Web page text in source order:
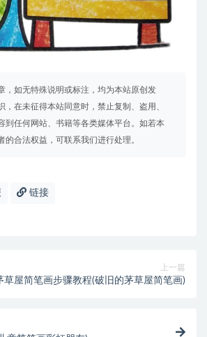
，如无特殊说明或标注，均为本站原创发
，在未征得本站同意时，禁止复制、盗用、
到任何网站、书籍等各类媒体平台。如若本
的合法权益，可联系我们进行处理。
链接
上一篇
草屋简笔画步骤教程(破旧的茅草屋简笔画)